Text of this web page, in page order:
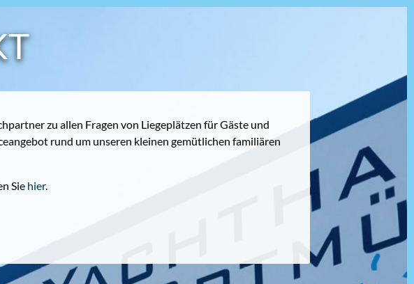
zu allen Fragen von Liegeplätzen für Gäste und
rund um unseren kleinen gemütlichen familiären
Sie hier.